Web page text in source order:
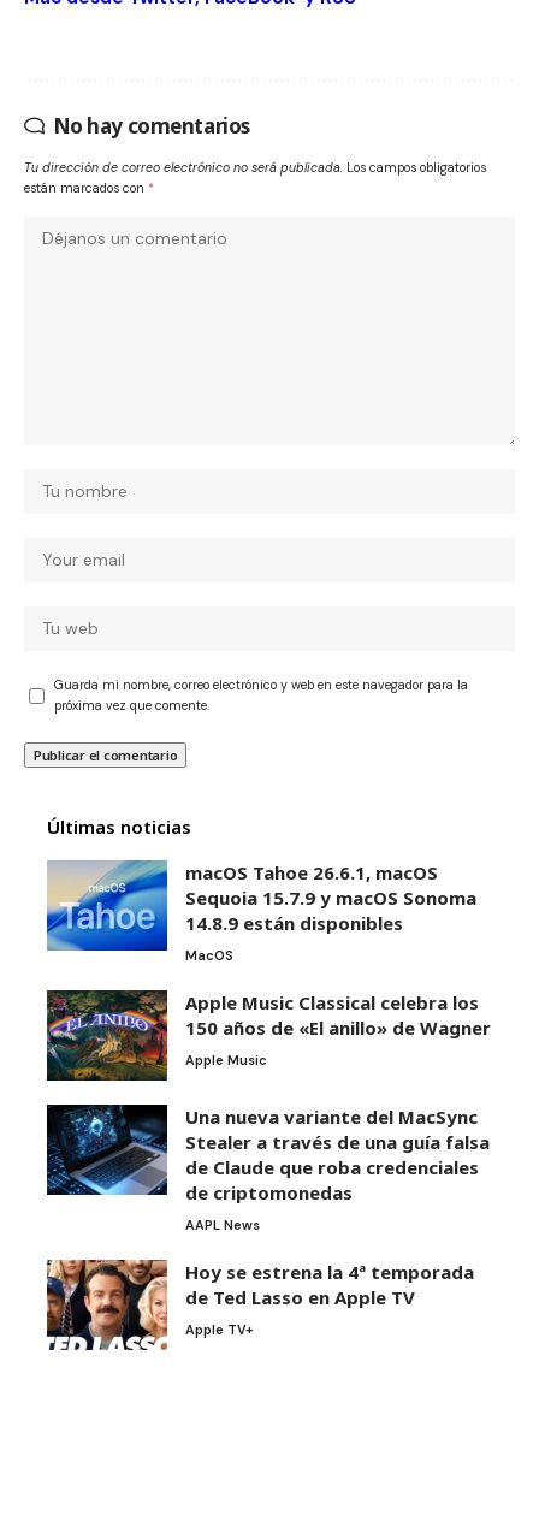
No hay comentarios
Tu dirección de correo electrónico no será publicada. Los campos obligatorios
están marcados con *
Guarda mi nombre, correo electrónico y web en este navegador para la
próxima vez que comente.
Últimas noticias
macOS Tahoe 26.6.1, macOS
Sequoia 15.7.9 y macOS Sonoma
14.8.9 están disponibles
MacOS
Apple Music Classical celebra los
150 años de «El anillo» de Wagner
Apple Music
Una nueva variante del MacSync
Stealer a través de una guía falsa
de Claude que roba credenciales
de criptomonedas
AAPL News
Hoy se estrena la 4ª temporada
de Ted Lasso en Apple TV
Apple TV+